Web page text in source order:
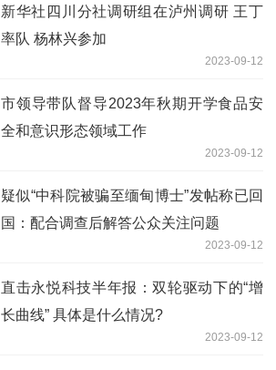
新华社四川分社调研组在泸州调研 王丁
率队 杨林兴参加
2023-09-12
市领导带队督导2023年秋期开学食品安
全和意识形态领域工作
2023-09-12
疑似“中科院被骗至缅甸博士”发帖称已回
国：配合调查后解答公众关注问题
2023-09-12
直击永悦科技半年报：双轮驱动下的“增
长曲线” 具体是什么情况?
2023-09-12